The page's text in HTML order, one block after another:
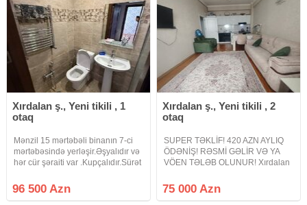
Xırdalan ş., Yeni tikili , 1
otaq
Mənzil 15 mərtəbəli binanın 7-ci
mərtəbəsində yerləşir.Əşyalıdır və
hər cür şəraiti var .Kupçalıdır.Sürət
96 500 Azn
Xırdalan ş., Yeni tikili , 2
otaq
SUPER TƏKLİF! 420 AZN AYLIQ
ÖDƏNİŞ! RƏSMİ GƏLİR VƏ YA
VÖEN TƏLƏB OLUNUR! Xırdalan
Kristal Abşeron 1 yaşayış
kompleksində 2 otaq studio tipli
75 000 Azn